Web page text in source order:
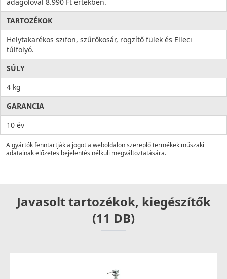
TARTOZÉKOK
Helytakarékos szifon, szűrőkosár, rögzítő fülek és Elleci
túlfolyó.
SÚLY
4 kg
GARANCIA
10 év
A gyártók fenntartják a jogot a weboldalon szereplő termékek műszaki
adatainak előzetes bejelentés nélküli megváltoztatására.
Javasolt tartozékok, kiegészítők
(11 DB)